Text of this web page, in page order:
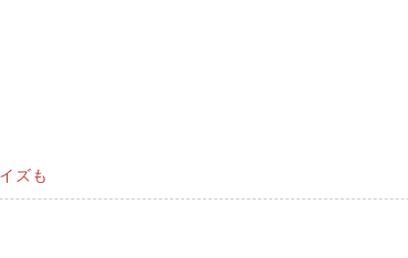
ズも